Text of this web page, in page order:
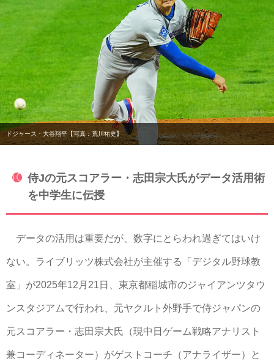
ドジャース・大谷翔平【写真：荒川祐史】
侍Jの元スコアラー・志田宗大氏がデータ活用術
を中学生に伝授
データの活用は重要だが、数字にとらわれ過ぎてはいけ
ない。ライブリッツ株式会社が主催する「デジタル野球教
室」が2025年12月21日、東京都稲城市のジャイアンツタウ
ンスタジアムで行われ、元ヤクルト外野手で侍ジャパンの
元スコアラー・志田宗大氏（現中日ゲーム戦略アナリスト
兼コーディネーター）がゲストコーチ（アナライザー）と